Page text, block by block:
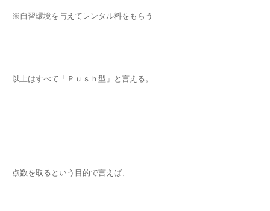
※自習環境を与えてレンタル料をもらう
以上はすべて「Ｐｕｓｈ型」と言える。
点数を取るという目的で言えば、